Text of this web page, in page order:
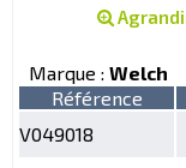
Marque : Welch
Référence
V049018